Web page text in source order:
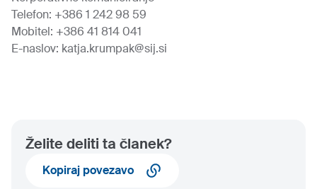
Telefon: +386 1 242 98 59
Mobitel: +386 41 814 041
E-naslov: katja.krumpak@sij.si
Želite deliti ta članek?
Kopiraj povezavo